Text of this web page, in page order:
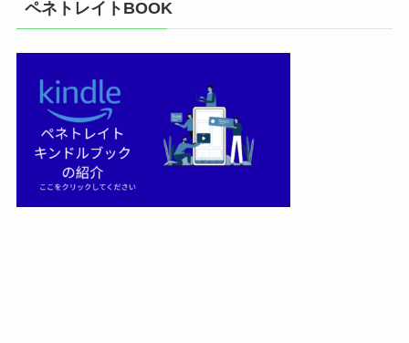
ペネトレイトBOOK